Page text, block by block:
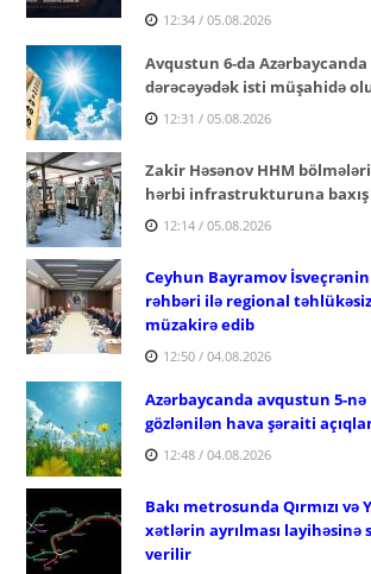
12:34 / 05.08.2026
Avqustun 6-da Azərbaycanda
dərəcəyədək isti müşahidə
12:31 / 05.08.2026
Zakir Həsənov HHM
hərbi infrastrukturuna
12:14 / 05.08.2026
Ceyhun Bayramov
rəhbəri ilə regional
müzakirə edib
12:50 / 04.08.2026
Azərbaycanda avqustun 5-nə
gözlənilən hava şəraiti
12:48 / 04.08.2026
Bakı metrosunda Qırmızı və
xətlərin ayrılması layihəsinə
verilir